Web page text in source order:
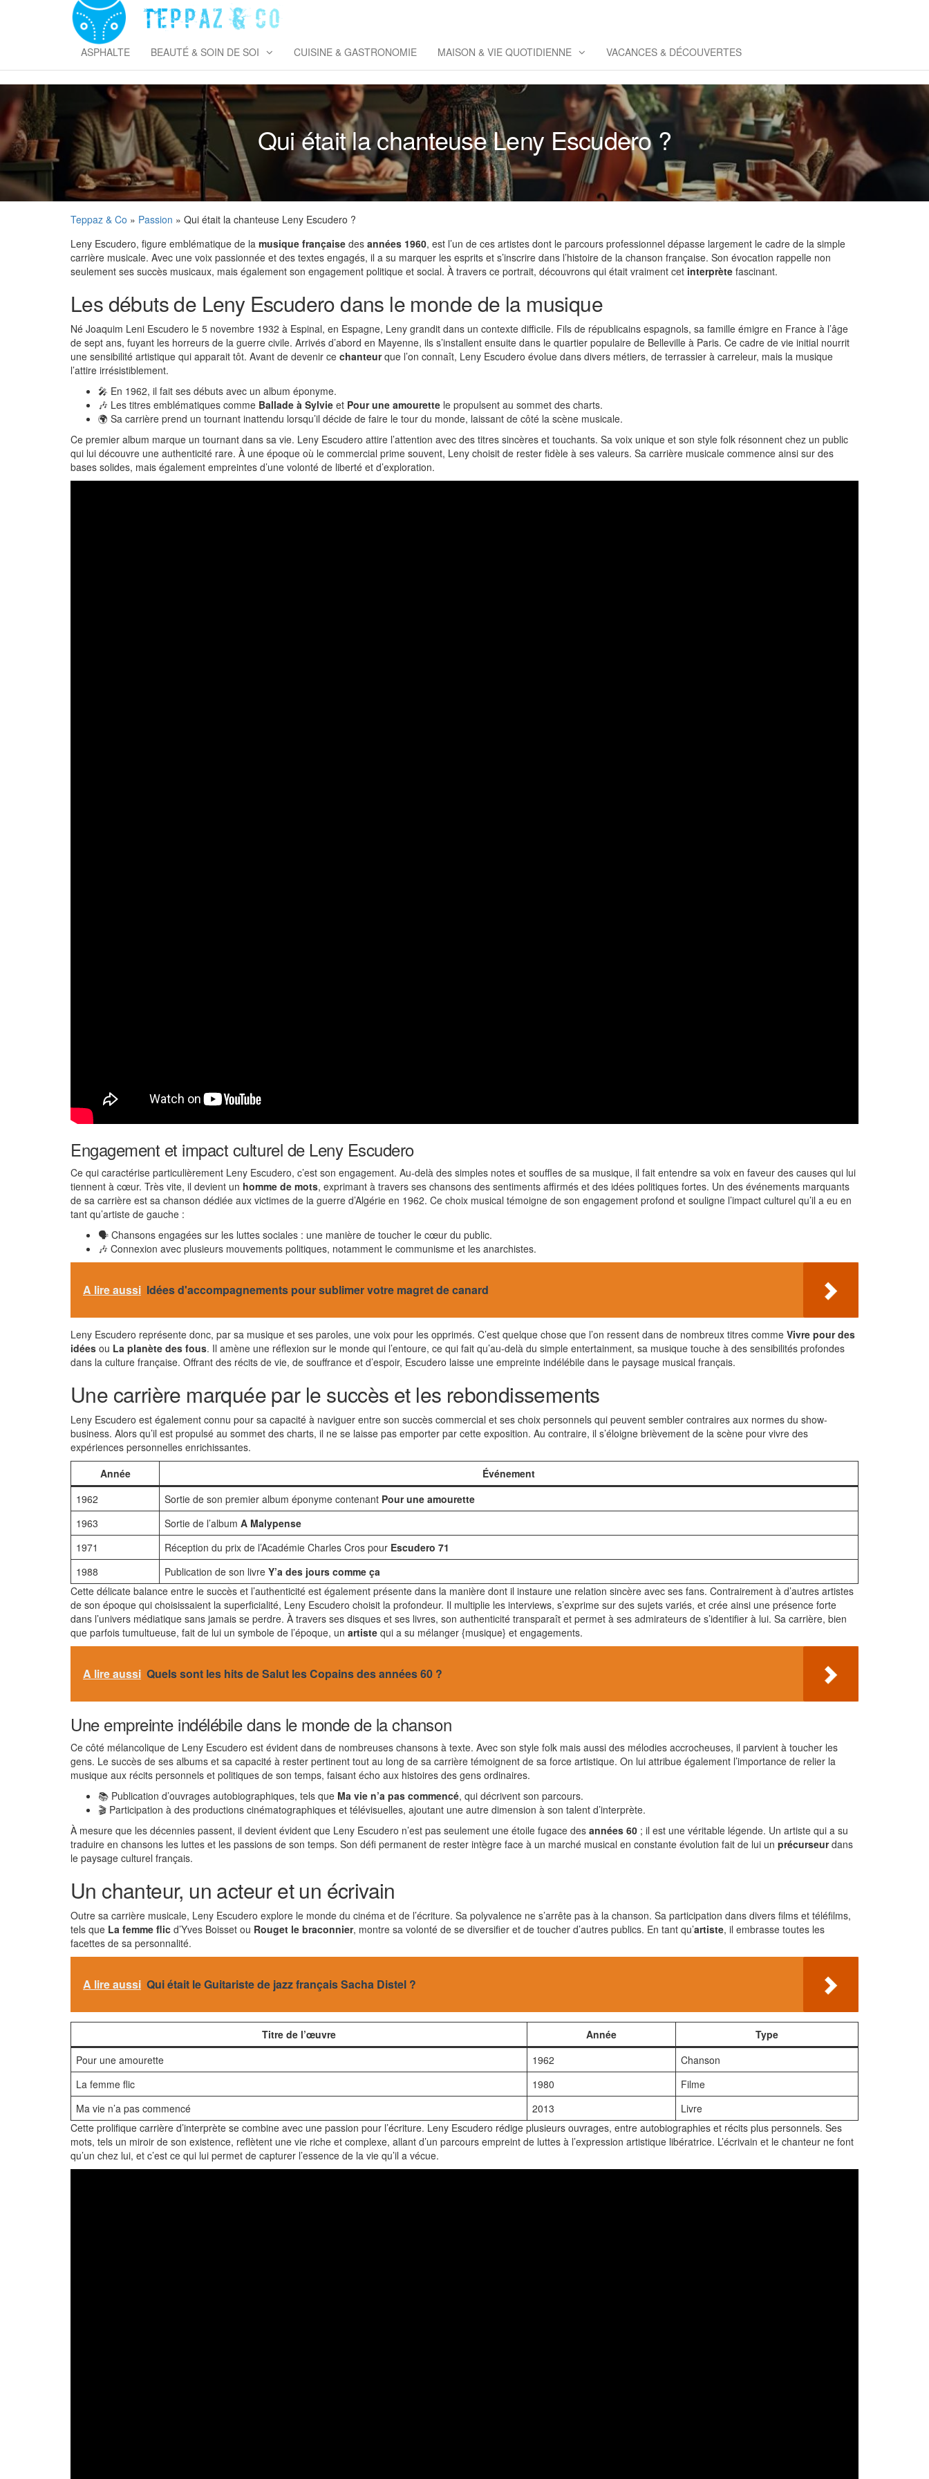
& Co
ASPHALTE BEAUTÉ & SOIN DE SOI CUISINE & GASTRONOMIE MAISON & VIE QUOTIDIENNE VACANCES & DÉCOUVERTES
Qui était la chanteuse Leny Escudero ?
Teppaz & Co » Passion » Qui était la chanteuse Leny Escudero ?
Leny Escudero, figure emblématique de la musique française des années 1960, est l’un de ces artistes dont le parcours professionnel dépasse largement le cadre de la simple
carrière musicale. Avec une voix passionnée et des textes engagés, il a su marquer les esprits et s’inscrire dans l’histoire de la chanson française. Son évocation rappelle non
seulement ses succès musicaux, mais également son engagement politique et social. À travers ce portrait, découvrons qui était vraiment cet interprète fascinant.
Les débuts de Leny Escudero dans le monde de la musique
Né Joaquim Leni Escudero le 5 novembre 1932 à Espinal, en Espagne, Leny grandit dans un contexte difficile. Fils de républicains espagnols, sa famille émigre en France à l’âge
de sept ans, fuyant les horreurs de la guerre civile. Arrivés d’abord en Mayenne, ils s’installent ensuite dans le quartier populaire de Belleville à Paris. Ce cadre de vie initial nourrit
une sensibilité artistique qui apparait tôt. Avant de devenir ce chanteurque l’on connaît, Leny Escudero évolue dans divers métiers, de terrassier à carreleur, mais la musique
l’attire irrésistiblement.
🎤 En 1962, il fait ses débuts avec un album éponyme.
🎶 Les titres emblématiques comme Ballade à Sylvie et Pour une amourette le propulsent au sommet des charts.
🌍 Sa carrière prend un tournant inattendu lorsqu’il décide de faire le tour du monde, laissant de côté la scène musicale.
Ce premier album marque un tournant dans sa vie. Leny Escudero attire l’attention avec des titres sincères et touchants. Sa voix unique et son style folk résonnent chez un public
qui lui découvre une authenticité rare. À une époque où le commercial prime souvent, Leny choisit de rester fidèle à ses valeurs. Sa carrière musicale commence ainsi sur des
bases solides, mais également empreintes d’une volonté de liberté et d’exploration.
Engagement et impact culturel de Leny Escudero
Ce qui caractérise particulièrement Leny Escudero, c’est son engagement. Au-delà des simples notes et souffles de sa musique, il fait entendre sa voix en faveur des causes qui lui
tiennent à cœur. Très vite, il devient un homme de mots, exprimant à travers ses chansons des sentiments affirmés et des idées politiques fortes. Un des événements marquants
de sa carrière est sa chanson dédiée aux victimes de la guerre d’Algérie en 1962. Ce choix musical témoigne de son engagement profond et souligne l’impact culturel qu’il a eu en
tant qu’artiste de gauche :
🗣️ Chansons engagées sur les luttes sociales : une manière de toucher le cœur du public.
🎶 Connexion avec plusieurs mouvements politiques, notamment le communisme et les anarchistes.
A lire aussi Idées d'accompagnements pour sublimer votre magret de canard
Leny Escudero représente donc, par sa musique et ses paroles, une voix pour les opprimés. C’est quelque chose que l’on ressent dans de nombreux titres comme Vivre pour des
idées ou La planète des fous. Il amène une réflexion sur le monde qui l’entoure, ce qui fait qu’au-delà du simple entertainment, sa musique touche à des sensibilités profondes
dans la culture française. Offrant des récits de vie, de souffrance et d’espoir, Escudero laisse une empreinte indélébile dans le paysage musical français.
Une carrière marquée par le succès et les rebondissements
Leny Escudero est également connu pour sa capacité à naviguer entre son succès commercial et ses choix personnels qui peuvent sembler contraires aux normes du show-
business. Alors qu’il est propulsé au sommet des charts, il ne se laisse pas emporter par cette exposition. Au contraire, il s’éloigne brièvement de la scène pour vivre des
expériences personnelles enrichissantes.
Année
Événement
1962
Sortie de son premier album éponyme contenant Pour une amourette
1963
Sortie de l’album A Malypense
1971
Réception du prix de l’Académie Charles Cros pour Escudero 71
1988
Publication de son livre Y’a des jours comme ça
Cette délicate balance entre le succès et l’authenticité est également présente dans la manière dont il instaure une relation sincère avec ses fans. Contrairement à d’autres artistes
de son époque qui choisissaient la superficialité, Leny Escudero choisit la profondeur. Il multiplie les interviews, s’exprime sur des sujets variés, et crée ainsi une présence forte
dans l’univers médiatique sans jamais se perdre. À travers ses disques et ses livres, son authenticité transparaît et permet à ses admirateurs de s’identifier à lui. Sa carrière, bien
que parfois tumultueuse, fait de lui un symbole de l’époque, un artiste qui a su mélanger {musique} et engagements.
A lire aussi Quels sont les hits de Salut les Copains des années 60 ?
Une empreinte indélébile dans le monde de la chanson
Ce côté mélancolique de Leny Escudero est évident dans de nombreuses chansons à texte. Avec son style folk mais aussi des mélodies accrocheuses, il parvient à toucher les
gens. Le succès de ses albums et sa capacité à rester pertinent tout au long de sa carrière témoignent de sa force artistique. On lui attribue également l’importance de relier la
musique aux récits personnels et politiques de son temps, faisant écho aux histoires des gens ordinaires.
📚 Publication d’ouvrages autobiographiques, tels que Ma vie n’a pas commencé, qui décrivent son parcours.
🎬 Participation à des productions cinématographiques et télévisuelles, ajoutant une autre dimension à son talent d’interprète.
À mesure que les décennies passent, il devient évident que Leny Escudero n’est pas seulement une étoile fugace des années 60 ; il est une véritable légende. Un artiste qui a su
traduire en chansons les luttes et les passions de son temps. Son défi permanent de rester intègre face à un marché musical en constante évolution fait de lui un précurseurdans
le paysage culturel français.
Un chanteur, un acteur et un écrivain
Outre sa carrière musicale, Leny Escudero explore le monde du cinéma et de l’écriture. Sa polyvalence ne s’arrête pas à la chanson. Sa participation dans divers films et téléfilms,
tels que La femme flic d’Yves Boisset ou Rouget le braconnier, montre sa volonté de se diversifier et de toucher d’autres publics. En tant qu’artiste, il embrasse toutes les
facettes de sa personnalité.
A lire aussi Qui était le Guitariste de jazz français Sacha Distel ?
Titre de l’œuvre Année
Type
Pour une amourette
1962
Chanson
La femme flic
1980
Filme
Ma vie n’a pas commencé
2013
Livre
Cette prolifique carrière d’interprète se combine avec une passion pour l’écriture. Leny Escudero rédige plusieurs ouvrages, entre autobiographies et récits plus personnels. Ses
mots, tels un miroir de son existence, reflètent une vie riche et complexe, allant d’un parcours empreint de luttes à l’expression artistique libératrice. L’écrivain et le chanteur ne font
qu’un chez lui, et c’est ce qui lui permet de capturer l’essence de la vie qu’il a vécue.